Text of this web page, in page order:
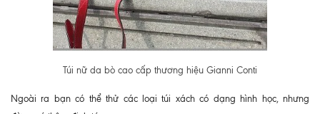
Túi nữ da bò cao cấp thương hiệu Gianni Conti
Ngoài ra bạn có thể thử các loại túi xách có dạng hình học, nhưng